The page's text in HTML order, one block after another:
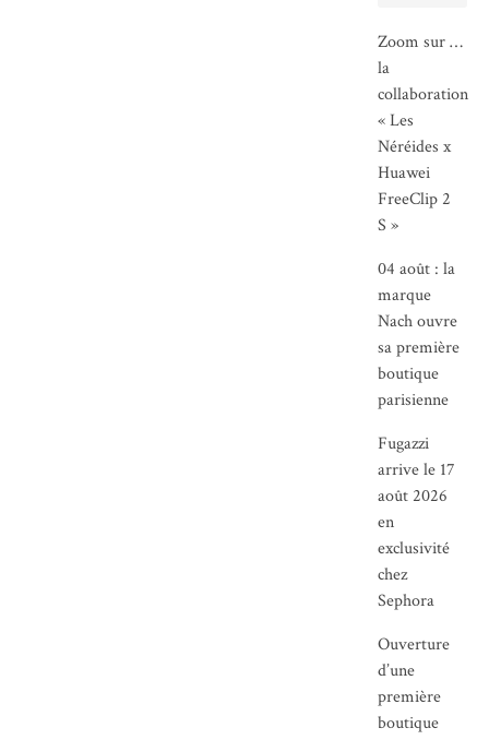
Zoom sur …
la
collaboration
« Les
Néréides x
Huawei
FreeClip 2
S »
04 août : la
marque
Nach ouvre
sa première
boutique
parisienne
Fugazzi
arrive le 17
août 2026
en
exclusivité
chez
Sephora
Ouverture
d’une
première
boutique